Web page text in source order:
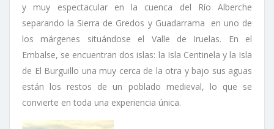
y muy espectacular en la cuenca del Río Alberche
separando la Sierra de Gredos y Guadarrama en uno de
los márgenes situándose el Valle de Iruelas. En el
Embalse, se encuentran dos islas: la Isla Centinela y la Isla
de El Burguillo una muy cerca de la otra y bajo sus aguas
están los restos de un poblado medieval, lo que se
convierte en toda una experiencia única.